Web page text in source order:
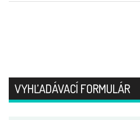
VYHĽADÁVACÍ FORMULÁR